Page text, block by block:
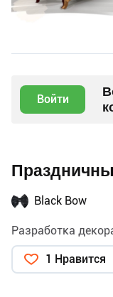
Войти
Black Bow
Разработка
1 Нравится